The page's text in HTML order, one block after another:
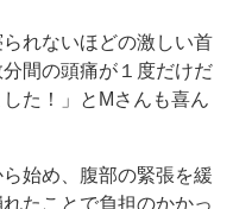
れないほどの激しい首
間の頭痛が１度だけだ
た！」とMさんも喜ん
始め、腹部の緊張を緩
たことで負担のかかっ